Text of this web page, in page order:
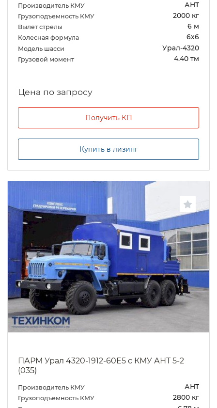
Производитель КМУ АНТ
Грузоподъемность КМУ 2000 кг
Вылет стрелы 6 м
Колесная формула 6х6
Модель шасси Урал-4320
Грузовой момент 4.40 тм
Цена по запросу
Получить КП
Купить в лизинг
ПАРМ Урал 4320-1912-60Е5 с КМУ АНТ 5-2
(035)
Производитель КМУ АНТ
Грузоподъемность КМУ 2800 кг